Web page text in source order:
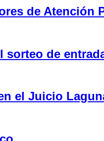
de Atención
sorteo de
el Juicio